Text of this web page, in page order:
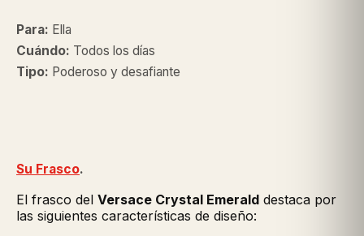
Para: Ella
Cuándo: Todos los días
Tipo: Poderoso y desafiante
Su Frasco.
El frasco del Versace Crystal Emerald destaca por
las siguientes características de diseño: